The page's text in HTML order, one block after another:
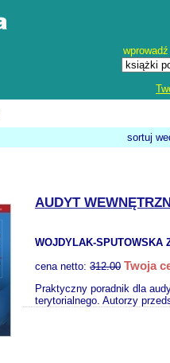
sortuj
AUDYT
WOJDYLAK-SPUTOWSKA
cena netto: 312.00 Twoja
Praktyczny poradnik dla
terytorialnego. Autorzy